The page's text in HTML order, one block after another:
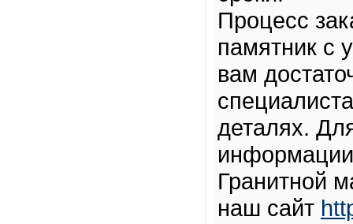
Процесс
памятник с
вам
деталях.
информации
Гранитной
наш сайт